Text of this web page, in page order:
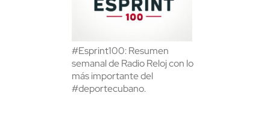
#Esprint100: Resumen
semanal de Radio Reloj con lo
más importante del
#deportecubano.